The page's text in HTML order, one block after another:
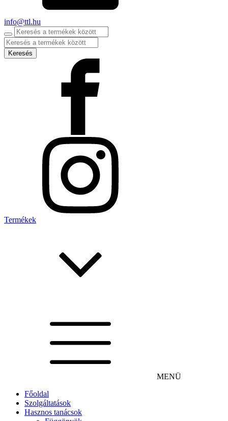
info@ttl.hu
Products
search
Keresés
Termékek
MENÜ
Főoldal
Szolgáltatások
Hasznos tanácsok